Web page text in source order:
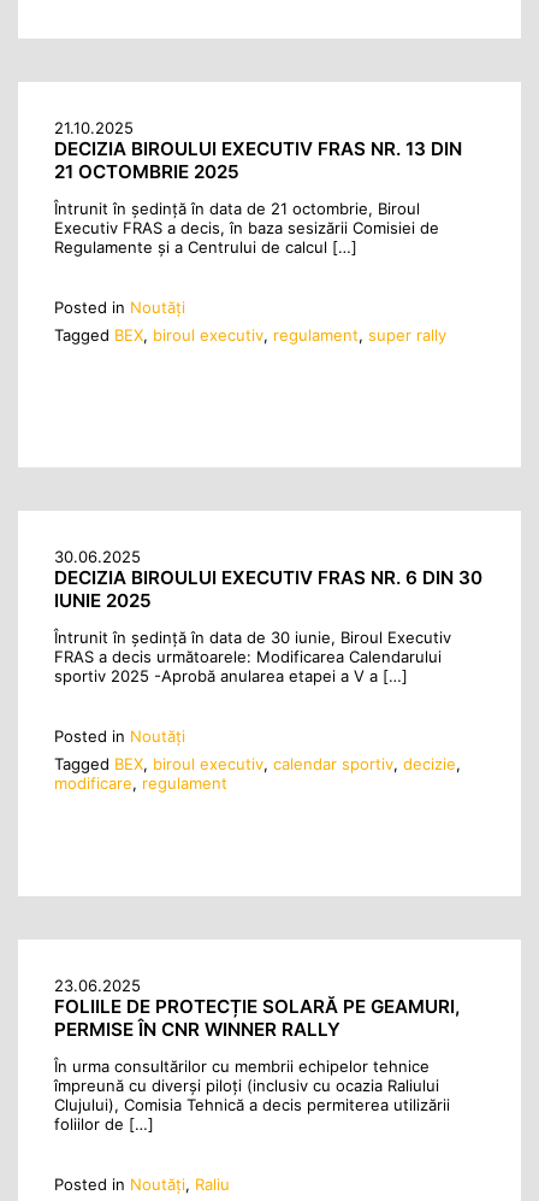
21.10.2025
DECIZIA BIROULUI EXECUTIV FRAS NR. 13 DIN
21 OCTOMBRIE 2025
Întrunit în ședință în data de 21 octombrie, Biroul
Executiv FRAS a decis, în baza sesizării Comisiei de
Regulamente și a Centrului de calcul […]
Posted in Noutăţi
Tagged BEX, biroul executiv, regulament, super rally
30.06.2025
DECIZIA BIROULUI EXECUTIV FRAS NR. 6 DIN 30
IUNIE 2025
Întrunit în ședință în data de 30 iunie, Biroul Executiv
FRAS a decis următoarele: Modificarea Calendarului
sportiv 2025 -Aprobă anularea etapei a V a […]
Posted in Noutăţi
Tagged BEX, biroul executiv, calendar sportiv, decizie,
modificare, regulament
23.06.2025
FOLIILE DE PROTECȚIE SOLARĂ PE GEAMURI,
PERMISE ÎN CNR WINNER RALLY
În urma consultărilor cu membrii echipelor tehnice
împreună cu diverși piloți (inclusiv cu ocazia Raliului
Clujului), Comisia Tehnică a decis permiterea utilizării
foliilor de […]
Posted in Noutăţi, Raliu